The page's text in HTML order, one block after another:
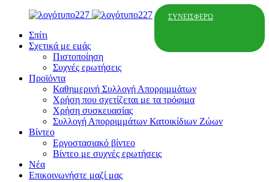
Σπίτι
Σχετικά με εμάς
Πιστοποίηση
Συχνές ερωτήσεις
Προϊόντα
Καθημερινή Συλλογή Απορριμμάτων
Χρήση που σχετίζεται με τα τρόφιμα
Χρήση συσκευασίας
Συλλογή Απορριμμάτων Κατοικίδιων Ζώων
Βίντεο
Εργοστασιακό βίντεο
Βίντεο με συχνές ερωτήσεις
Νέα
Επικοινωνήστε μαζί μας
ΣΥΝΕΙΣΦΈΡΩ